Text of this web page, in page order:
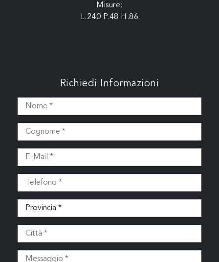
Misure:
L.240 P.48 H.86
Richiedi Informazioni